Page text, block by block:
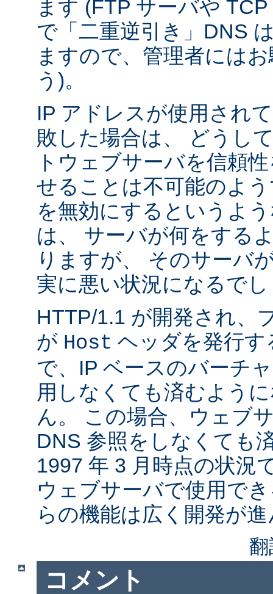
ます (FTP サーバや
で「二重逆引き」DNS
ますので、管理者には
う)。
IP アドレスが使用され
敗した場合は、 どうし
トウェブサーバを信頼
せることは不可能のよ
を無効にするというよ
は、 サーバが何をする
りますが、 そのサーバ
実に悪い状況になるで
HTTP/1.1 が開発され、
が Host ヘッダを発行
で、IP ベースのバーチ
用しなくても済むよう
ん。 この場合、ウェブ
DNS 参照をしなくても
1997 年 3 月時点の状況
ウェブサーバで使用で
らの機能は広く開発が
コメント